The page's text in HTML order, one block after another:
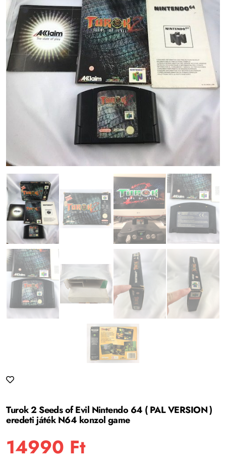
Turok 2 Seeds of Evil Nintendo 64 ( PAL VERSION )
eredeti játék N64 konzol game
14990 Ft